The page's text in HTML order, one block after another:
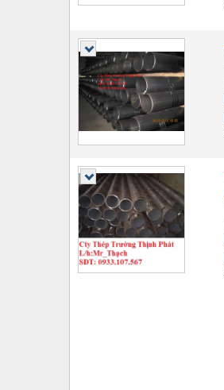
Thủy lực-Thiết bị
Thủy sản - Trang thiết bị
Tự động hoá
Vật liệu mài mòn
Vật liệu xây dựng
Vòng bi - Bạc đạn
Xe hơi - Phụ tùng